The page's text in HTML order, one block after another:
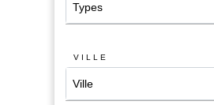
Types
VILLE
Ville